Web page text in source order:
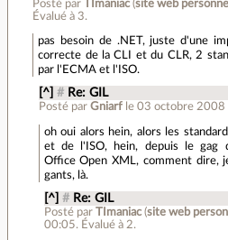
Posté parTImaniac(site web personnel
Évalué à 3.
pas besoin de .NET, juste d'une
correcte de la CLI et du CLR, 2
par l'ECMA et l'ISO.
[^] # Re: GIL
Posté par Gniarf le 03 octobre 2008
oh oui alors hein, alors les
et de l'ISO, hein, depuis le gag
Office Open XML, comment dire,
gants, là.
[^] # Re: GIL
Posté par TImaniac(site web
00:05. Évalué à 2.